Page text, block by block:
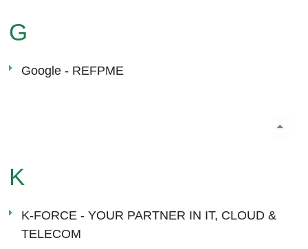
G
Google - REFPME
K
K-FORCE - YOUR PARTNER IN IT, CLOUD &
TELECOM